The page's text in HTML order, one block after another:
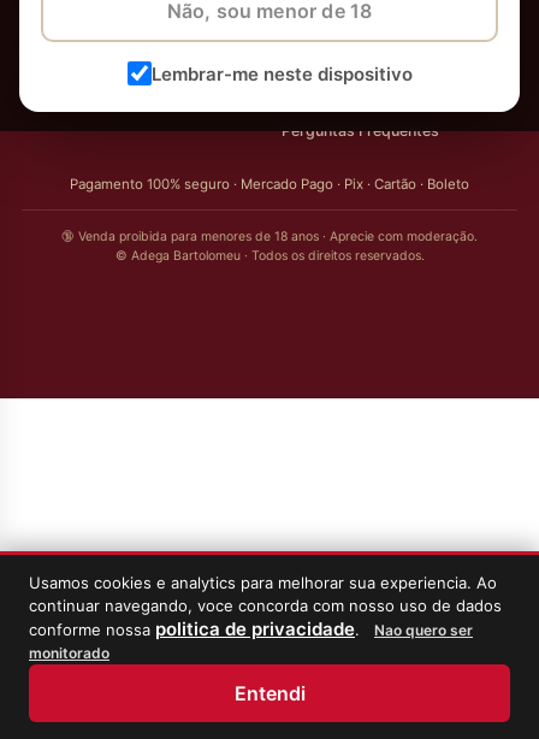
Não, sou menor de 18
Lembrar-me neste dispositivo
Usamos cookies e analytics para melhorar sua experiencia. Ao
continuar navegando, voce concorda com nosso uso de dados
conforme nossa politica de privacidade.
Nao quero ser
monitorado
Entendi
Nossa Seleção de Vinhos
Perguntas Frequentes
Pagamento 100% seguro · Mercado Pago · Pix · Cartão · Boleto
🔞 Venda proibida para menores de 18 anos · Aprecie com moderação.
© Adega Bartolomeu · Todos os direitos reservados.